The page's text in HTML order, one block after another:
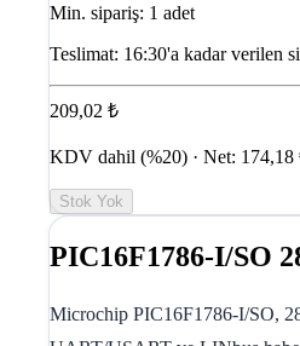
Min. sipariş: 1 adet
Teslimat: 16:30'a kadar verilen
209,02 ₺
KDV dahil (%20) · Net: 174,18
Stok Yok
PIC16F1786-I/SO
Microchip PIC16F1786-I/SO,